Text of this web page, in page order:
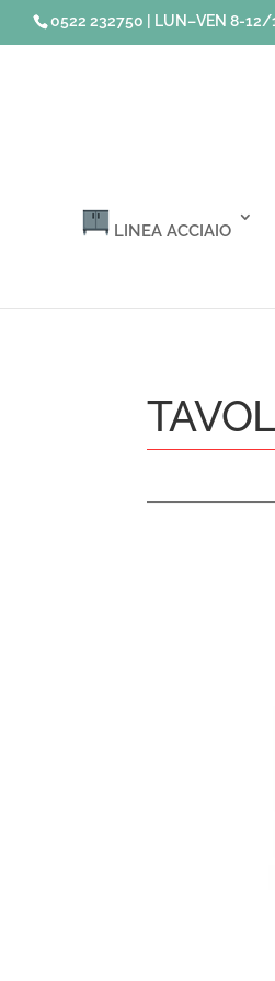
0522 232750 | LUN–VEN 8-12/
LINEA ACCIAIO